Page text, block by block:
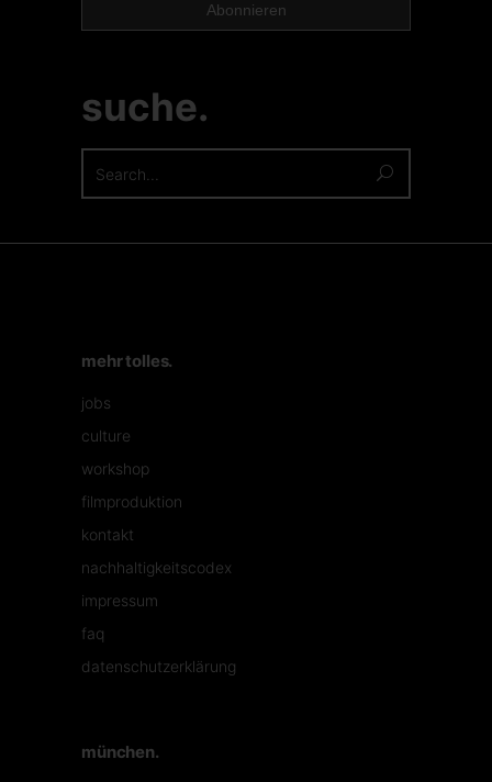
suche.
for:
mehr tolles.
jobs
culture
workshop
filmproduktion
kontakt
nachhaltigkeitscodex
impressum
faq
datenschutzerklärung
münchen.